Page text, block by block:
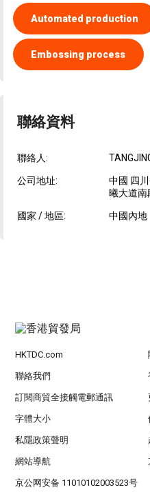
Automated production
Embossing process
聯絡資料
聯絡人:
公司地址:
中國 四
曦大道南
國家 / 地區: 中國內地
HKTDC.com
聯絡我們
訂閱商貿全接觸電郵通訊
字體大小
私隱政策聲明
網站導航
京公网安备 11010102003523号